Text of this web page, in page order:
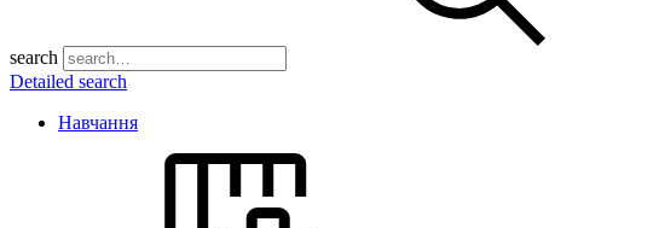
search
Detailed search
Навчання